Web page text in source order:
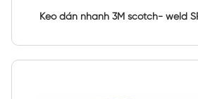
Keo dán nhanh 3M scotch- weld